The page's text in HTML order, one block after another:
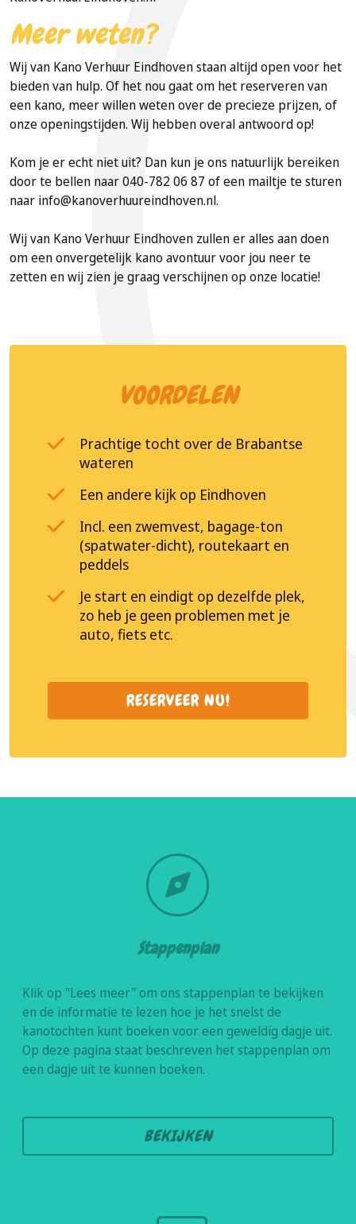
Meer weten?
Wij van Kano Verhuur Eindhoven staan altijd open voor het
bieden van hulp. Of het nou gaat om het reserveren van
een kano, meer willen weten over de precieze prijzen, of
onze openingstijden. Wij hebben overal antwoord op!
Kom je er echt niet uit? Dan kun je ons natuurlijk bereiken
door te bellen naar 040-782 06 87 of een mailtje te sturen
naar info@kanoverhuureindhoven.nl.
Wij van Kano Verhuur Eindhoven zullen er alles aan doen
om een onvergetelijk kano avontuur voor jou neer te
zetten en wij zien je graag verschijnen op onze locatie!
VOORDELEN
Prachtige tocht over de Brabantse
wateren
Een andere kijk op Eindhoven
Incl. een zwemvest, bagage-ton
(spatwater-dicht), routekaart en
peddels
Je start en eindigt op dezelfde plek,
zo heb je geen problemen met je
auto, fiets etc.
RESERVEER NU!
explore
Stappenplan
Klik op "Lees meer" om ons stappenplan te bekijken
en de informatie te lezen hoe je het snelst de
kanotochten kunt boeken voor een geweldig dagje uit.
Op deze pagina staat beschreven het stappenplan om
een dagje uit te kunnen boeken.
BEKIJKEN